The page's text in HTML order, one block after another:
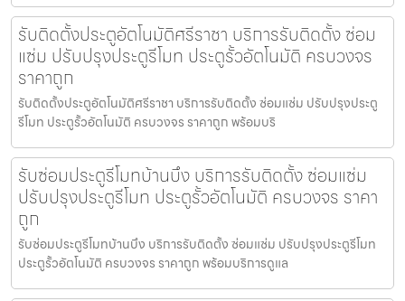
รับติดตั้งประตูอัตโนมัติศรีราชา บริการรับติดตั้ง ซ่อม
แซ่ม ปรับปรุงประตูรีโมท ประตูรั้วอัตโนมัติ ครบวงจร
ราคาถูก
รับติดตั้งประตูอัตโนมัติศรีราชา บริการรับติดตั้ง ซ่อมแซ่ม ปรับปรุงประตู
รีโมท ประตูรั้วอัตโนมัติ ครบวงจร ราคาถูก พร้อมบริ
รับซ่อมประตูรีโมทบ้านบึง บริการรับติดตั้ง ซ่อมแซ่ม
ปรับปรุงประตูรีโมท ประตูรั้วอัตโนมัติ ครบวงจร ราคา
ถูก
รับซ่อมประตูรีโมทบ้านบึง บริการรับติดตั้ง ซ่อมแซ่ม ปรับปรุงประตูรีโมท
ประตูรั้วอัตโนมัติ ครบวงจร ราคาถูก พร้อมบริการดูแล